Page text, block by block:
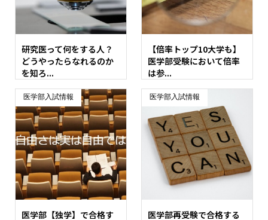
研究医って何をする人？
どうやったらなれるのか
を知ろ...
【倍率トップ10大学も】
医学部受験において倍率
は参...
医学部入試情報
医学部【独学】で合格す
医学部入試情報
医学部再受験で合格する